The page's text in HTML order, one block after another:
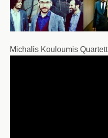
Michalis Kouloumis Quartett